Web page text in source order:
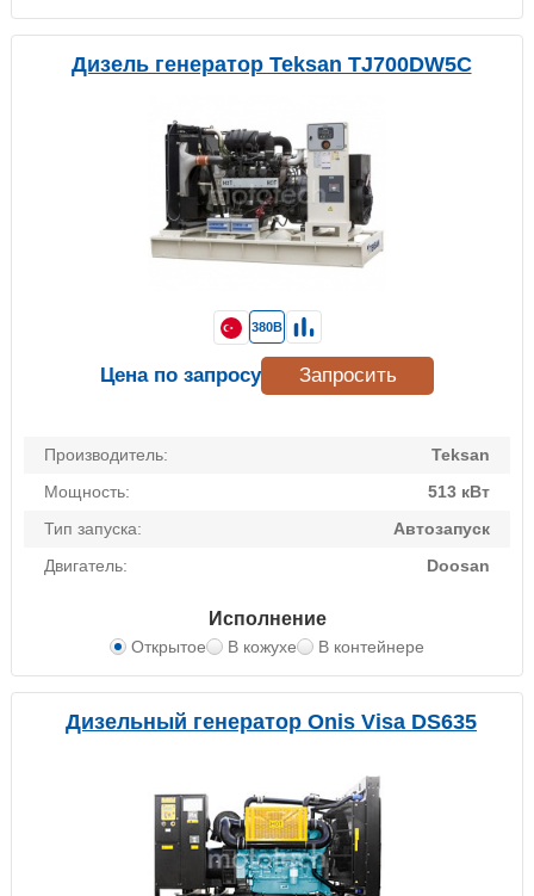
Дизель генератор Teksan TJ700DW5C
Производитель:
Teksan
Мощность:
513 кВт
Тип запуска:
Автозапуск
Двигатель:
Doosan
Исполнение
Открытое В кожухе В контейнере
380В
Цена по запросу Запросить
Дизельный генератор Onis Visa DS635